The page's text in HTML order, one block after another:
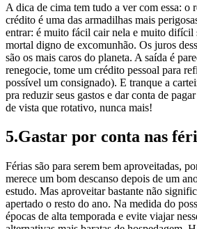
A dica de cima tem tudo a ver com essa: o
crédito é uma das armadilhas mais
entrar: é muito fácil cair nela e muito difícil
mortal digno de excomunhão. Os juros
são os mais caros do planeta. A saída é
renegocie, tome um crédito pessoal para
possível um consignado). E tranque a
pra reduzir seus gastos e dar conta de
de vista que rotativo, nunca mais!
5.Gastar por conta nas
Férias são para serem bem aproveitadas,
merece um bom descanso depois de um
estudo. Mas aproveitar bastante não
apertado o resto do ano. Na medida do
épocas de alta temporada e evite viajar